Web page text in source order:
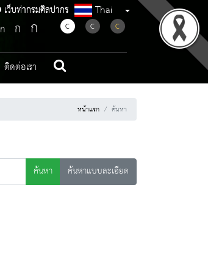
เว็บท่ากรมศิลปากร
เว็บท่ากรมศิลปากร Thai
ก ก ก C C C
ติดต่อเรา
หน้าแรก ค้นหา
ค้นหา
ค้นหาแบบละเอียด